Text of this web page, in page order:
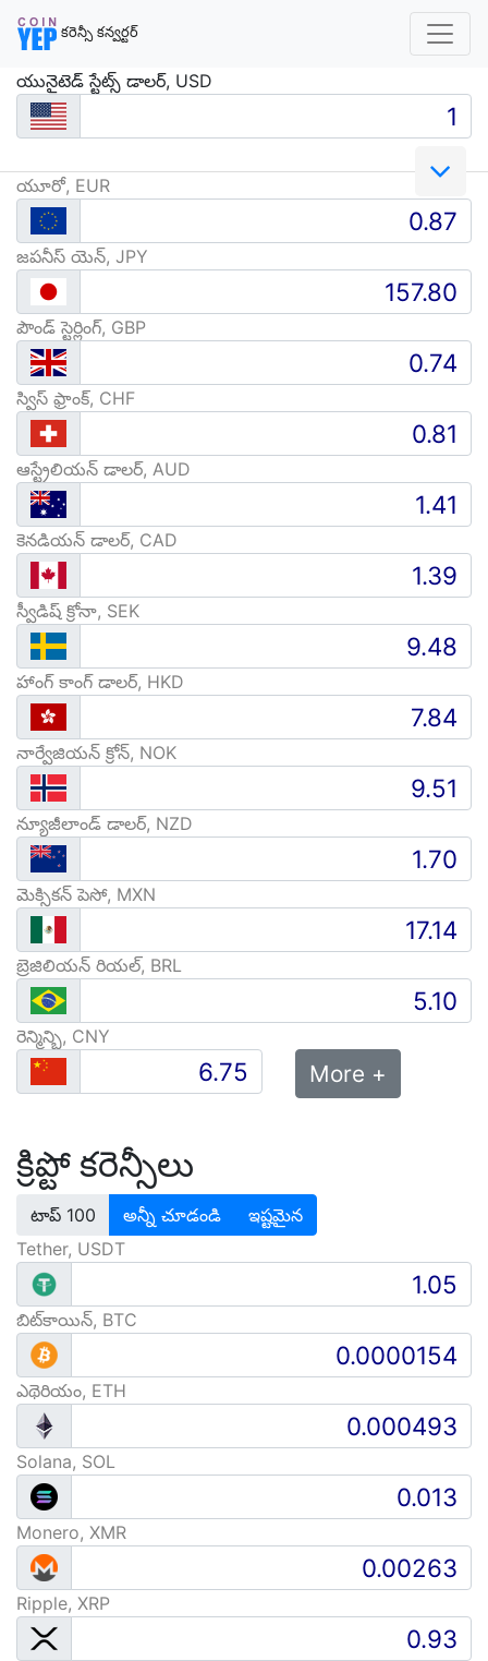
కరెన్సీ కన్వర్టర్
యునైటెడ్ స్టేట్స్ డాలర్, USD
యూరో, EUR
జపనీస్ యెన్, JPY
పౌండ్‌ స్టెర్లింగ్‌, GBP
స్విస్ ఫ్రాంక్, CHF
ఆస్ట్రేలియన్ డాలర్, AUD
కెనడియన్ డాలర్, CAD
స్వీడిష్ క్రోనా, SEK
హాంగ్ కాంగ్ డాలర్, HKD
నార్వేజియన్ క్రోన్, NOK
న్యూజీలాండ్ డాలర్, NZD
మెక్సికన్ పెసో, MXN
బ్రెజిలియన్ రియల్, BRL
రెన్మిన్బి, CNY
More +
క్రిప్టో కరెన్సీలు
టాప్ 100 అన్నీ చూడండి
ఇష్టమైన
Tether, USDT
బిట్‌కాయిన్, BTC
ఎథెరియం, ETH
Solana, SOL
Monero, XMR
Ripple, XRP